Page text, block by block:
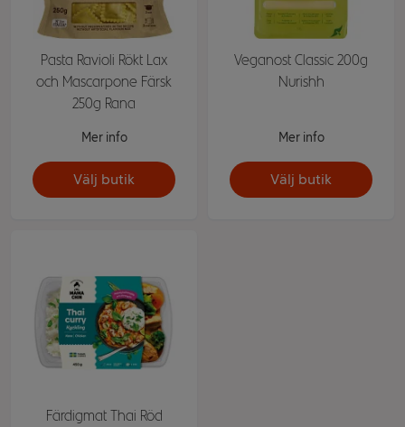
Pasta Ravioli Rökt Lax
och Mascarpone Färsk
250g Rana
Mer info
Välj butik
Veganost Classic 200g
Nurishh
Mer info
Välj butik
Färdigmat Thai Röd